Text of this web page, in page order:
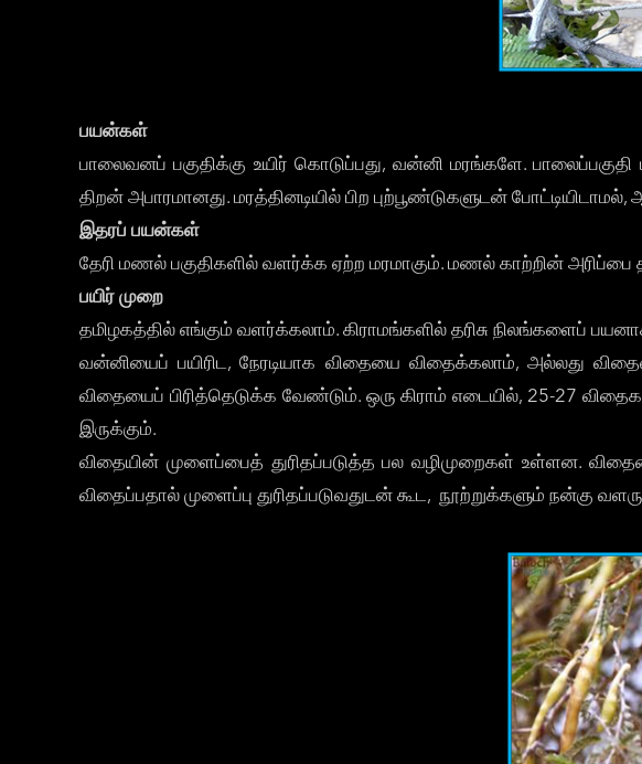
பயன்கள்
பாலைவனப் பகுதிக்கு உயிர் கொடுப்பது, வன்னி மரங்களே.
திறன் அபாரமானது. மரத்தினடியில் பிற புற்பூண்டுகளுடன்
இதரப் பயன்கள்
தேரி மணல் பகுதிகளில் வளர்க்க ஏற்ற மரமாகும். மணல் காற்றின் அரிப்பை
பயிர் முறை
தமிழகத்தில் எங்கும் வளர்க்கலாம். கிராமங்களில் தரிசு நிலங்களைப்
வன்னியைப் பயிரிட, நேரடியாக விதையை விதைக்கலாம், அல்லது
விதையைப் பிரித்தெடுக்க வேண்டும். ஒரு கிராம் எடையில், 25-27
இருக்கும்.
விதையின் முளைப்பைத் துரிதப்படுத்த பல வழிமுறைகள் உள்ளன.
விதைப்பதால் முளைப்பு துரிதப்படுவதுடன் கூட, நூற்றுக்களும் நன்கு